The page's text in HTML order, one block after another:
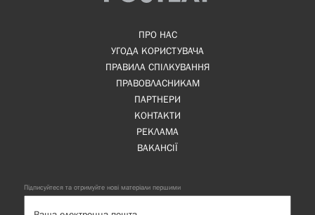
ПРО НАС
УГОДА КОРИСТУВАЧА
ПРАВИЛА СПІЛКУВАННЯ
ПРАВОВЛАСНИКАМ
ПАРТНЕРИ
КОНТАКТИ
РЕКЛАМА
ВАКАНСІЇ
Підписуйтеся та отримуйте нові матеріали першими